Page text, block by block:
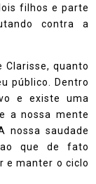
filhos e parte
contra a
quanto
público. Dentro
e existe uma
a nossa mente
nossa saudade
que de fato
e manter o ciclo